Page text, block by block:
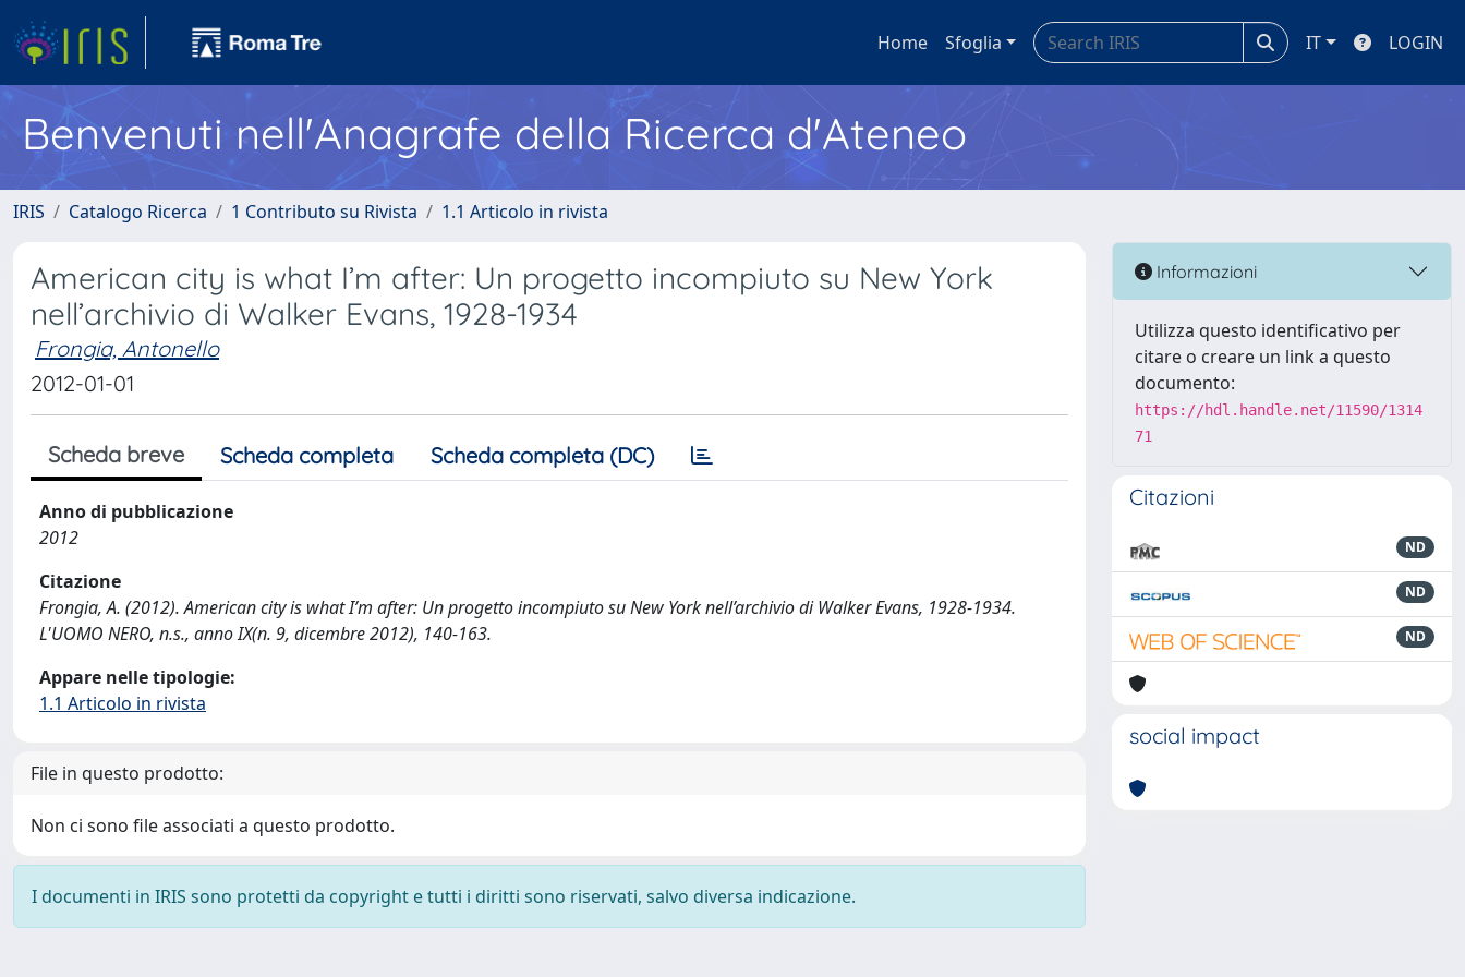
Home Sfoglia IT LOGIN
Benvenuti nell'Anagrafe della Ricerca d'Ateneo
IRIS Catalogo Ricerca 1 Contributo su Rivista 1.1 Articolo in rivista
American city is what I’m after: Un progetto incompiuto su New York
nell’archivio di Walker Evans, 1928-1934
Frongia, Antonello
2012-01-01
Scheda breve Scheda completa Scheda completa (DC)
Anno di pubblicazione
2012
Citazione
Frongia, A. (2012). American city is what I’m after: Un progetto incompiuto su New York nell’archivio di Walker Evans, 1928-1934.
L'UOMO NERO, n.s., anno IX(n. 9, dicembre 2012), 140-163.
Appare nelle tipologie:
1.1 Articolo in rivista
File in questo prodotto:
Non ci sono file associati a questo prodotto.
I documenti in IRIS sono protetti da copyright e tutti i diritti sono riservati, salvo diversa indicazione.
Informazioni
Utilizza questo identificativo per
citare o creare un link a questo
documento:
https://hdl.handle.net/11590/1314
71
Citazioni
ND
ND
ND
social impact